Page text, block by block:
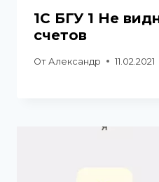
1С БГУ 1 Не
счетов
От Александр 11.02.2021